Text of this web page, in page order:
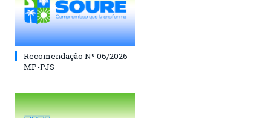
Recomendação Nº 06/2026-
MP-PJS